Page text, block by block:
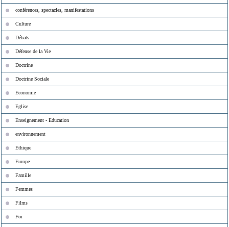
conférences, spectacles, manifestations
Culture
Débats
Défense de la Vie
Doctrine
Doctrine Sociale
Economie
Eglise
Enseignement - Education
environnement
Ethique
Europe
Famille
Femmes
Films
Foi